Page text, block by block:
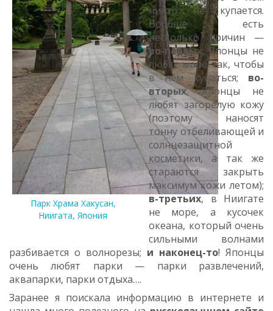
Парк Храма Хакусан,
Ниигата, Япония
никто не купается.
Вообще есть
несколько причин —
во-первых, Японцы не
любят море так, чтобы
в нем купаться; во-
вторых, Японцы не
любят загорелую кожу
(поэтому наносят
тонну отбеливающей и
солнцезащитной
косметики, а так же
стараются закрыть
максимум кожи летом);
в-третьих, в Ниигате
не море, а кусочек
океана, который очень
сильными волнами
разбивается о волнорезы; и наконец-то! Японцы
очень любят парки — парки развлечений,
аквапарки, парки отдыха….
Заранее я поискала информацию в интернете и